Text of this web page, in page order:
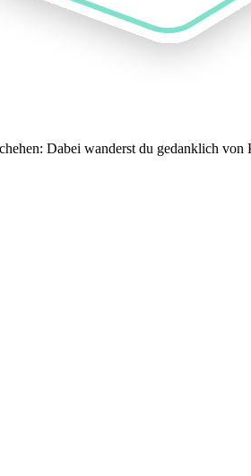
Dabei wanderst du gedanklich